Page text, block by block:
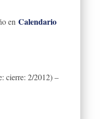
en Calendario
cierre: 2/2012) –